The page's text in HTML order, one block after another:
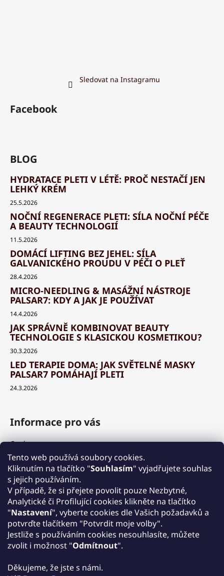
Tento web používá soubory cookies.
Kliknutím na tlačítko "Souhlasím" vyjadřujete souhlas
s jejich používáním.
V případě, že si přejete povolit pouze Nezbytné,
Analytické či Profilující cookies klikněte na tlačítko
"Nastavení", vyberte cookies dle Vašich požadavků a
potvrďte tlačítkem "Potvrdit moje volby".
Jestliže s používáním cookies nesouhlasíte, můžete
zvolit i možnost "Odmítnout".
Děkujeme, že jste s námi.
Sledovat na Instagramu
Facebook
BLOG
HYDRATACE PLETI V LÉTĚ: PROČ NESTAČÍ JEN
LEHKÝ KRÉM
25.5.2026
NOČNÍ REGENERACE PLETI: SÍLA NOČNÍ PÉČE
A BEAUTY TECHNOLOGIÍ
11.5.2026
DOMÁCÍ LIFTING BEZ JEHEL: SÍLA
GALVANICKÉHO PROUDU V PÉČI O PLEŤ
28.4.2026
MICRO-NEEDLING & MASÁŽNÍ NÁSTROJE
PALSAR7: KDY A JAK JE POUŽÍVAT
14.4.2026
JAK SPRÁVNĚ KOMBINOVAT BEAUTY
TECHNOLOGIE S KLASICKOU KOSMETIKOU?
30.3.2026
LED TERAPIE DOMA: JAK SVĚTELNÉ MASKY
PALSAR7 POMÁHAJÍ PLETI
24.3.2026
Informace pro vás
O nás
Výhody a garance
Množstevní slevy
Způsob nákupu a dopravy
Reklamace
Obchodní podmínky
Podmínky ochrany osobních údajů
Kontakt
Zpětný odběr elektrozařízení